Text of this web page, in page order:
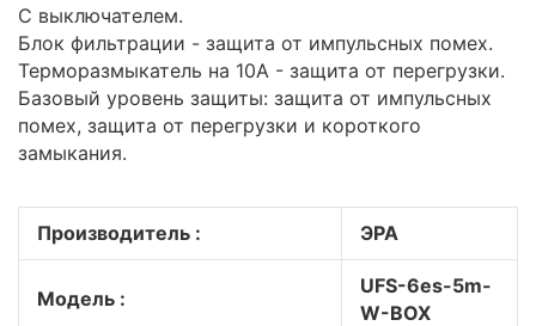
C выключателем.
Блок фильтрации - защита от импульсных помех.
Терморазмыкатель на 10А - защита от перегрузки.
Базовый уровень защиты: защита от импульсных
помех, защита от перегрузки и короткого
замыкания.
Производитель : ЭРА
Модель :
UFS-6es-5m-
W-BOX